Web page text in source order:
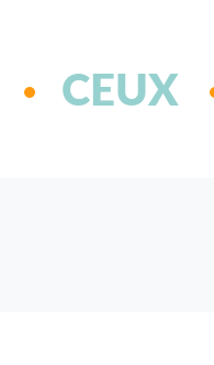
CEUX